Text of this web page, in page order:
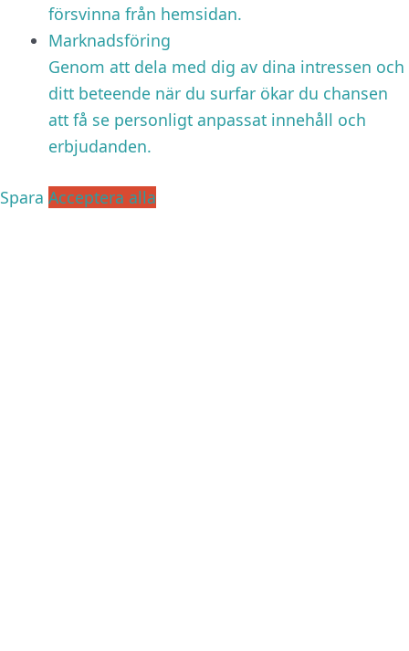
försvinna från hemsidan.
Marknadsföring
Genom att dela med dig av dina intressen och
ditt beteende när du surfar ökar du chansen
att få se personligt anpassat innehåll och
erbjudanden.
Spara Acceptera alla